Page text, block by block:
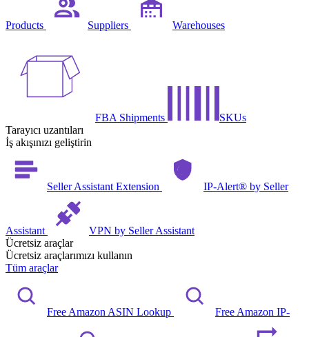
Products Suppliers Warehouses
FBA Shipments
SKUs
Tarayıcı uzantıları
İş akışınızı geliştirin
Seller Assistant Extension IP-Alert® by Seller
Assistant
VPN by Seller Assistant
Ücretsiz araçlar
Ücretsiz araçlarımızı kullanın
Tüm araçlar
Free Amazon ASIN Lookup Free Amazon IP-